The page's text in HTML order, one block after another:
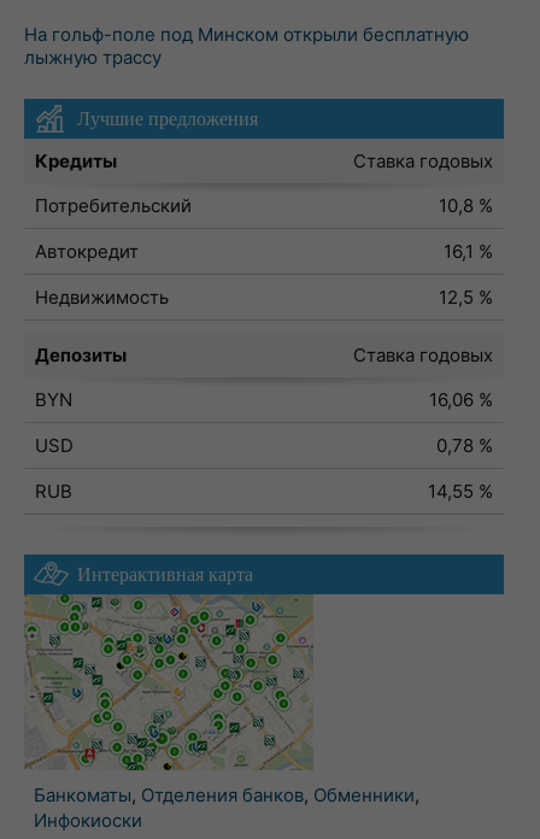
На гольф-поле под Минском открыли бесплатную
лыжную трассу
Лучшие предложения
Кредиты
Ставка годовых
Потребительский
10,8 %
Автокредит
16,1 %
Недвижимость
12,5 %
Депозиты
Ставка годовых
BYN
16,06 %
USD
0,78 %
RUB
14,55 %
Интерактивная карта
Банкоматы, Отделения банков, Обменники,
Инфокиоски